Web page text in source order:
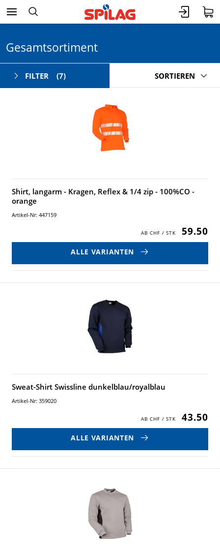
Gesamtsortiment
FILTER (7) SORTIEREN
Shirt, langarm - Kragen, Reflex & 1/4 zip - 100%CO -
orange
Artikel-Nr: 447159
59.50
ALLE VARIANTEN
Sweat-Shirt Swissline dunkelblau/royalblau
Artikel-Nr: 359020
43.50
ALLE VARIANTEN